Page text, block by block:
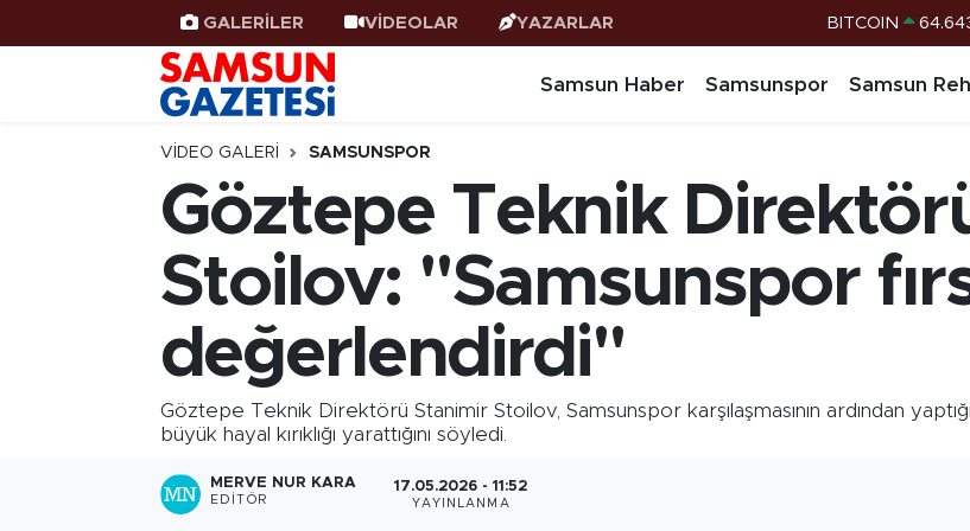
GALERİLER VİDEOLAR YAZARLAR
EURO
G.ALTIN
BİST100
Samsun Haber Samsunspor Samsun
VIDEO GALERI SAMSUNSPOR
Göztepe Teknik
Stoilov: "Samsunspor
değerlendirdi"
Göztepe Teknik Direktörü Stanimir Stoilov, Samsunspor karşılaşmasının ardından
büyük hayal kırıklığı yarattığını söyledi.
MERVE NUR KARA
EDITÖR
17.05.2026 - 11:52
YAYINLANMA
Samsun Haber
Samsunspor
Samsun Rehberi
Resmi İlanlar
Samsun Nöbetçi Eczaneler
Samsun Hava Durumu
SAMSUN Namaz Vakitleri
Samsun Trafik Yoğunluk Haritası
Süper Lig Puan Durumu ve Fikstür
Haber Arşivi